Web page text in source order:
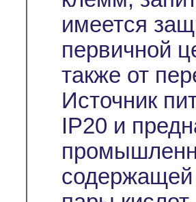
имеется
первичной
также от
Источник
IP20 и